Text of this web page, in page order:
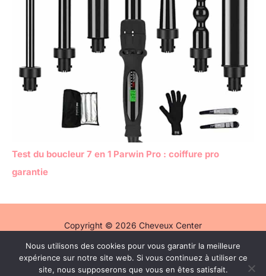
Test du boucleur 7 en 1 Parwin Pro : coiffure pro
garantie
Copyright © 2026 Cheveux Center
Politique de confidentialité
Mentions légales
Nous utilisons des cookies pour vous garantir la meilleure
expérience sur notre site web. Si vous continuez à utiliser ce
site, nous supposerons que vous en êtes satisfait.